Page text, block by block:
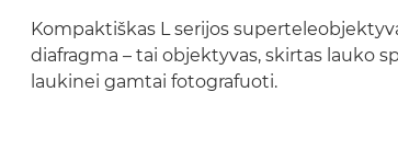
Kompaktiškas L serijos
diafragma – tai objektyvas, skirtas lauko
laukinei gamtai fotografuoti.